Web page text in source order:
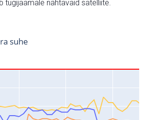
tugijaamale nähtavaid satelliite.